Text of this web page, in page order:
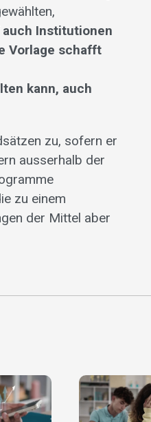
auch Institutionen
Vorlage schafft
kann, auch
zu, sofern er
ausserhalb der
zu einem
der Mittel aber